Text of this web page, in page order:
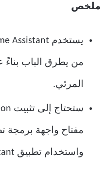
ملخص
من يطرق الباب
المرئي.
مفتاح واجهة برمجة
واستخدام تطبيق Home Assistant للإشعارات.